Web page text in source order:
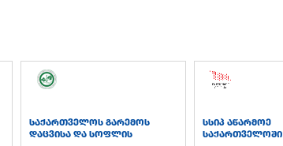
საქართველოს გარემოს
დაცვისა და სოფლის
სსიპ აწარმოე
საქართველოში